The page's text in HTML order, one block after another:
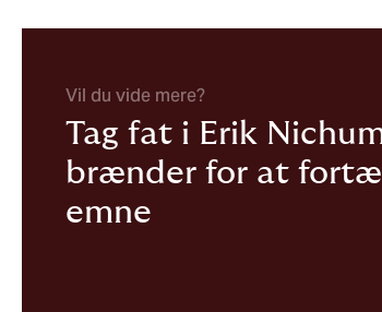
Vil du vide mere?
Tag fat i Erik
brænder for at
emne